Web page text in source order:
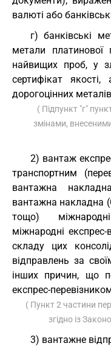
валюті або
г) банківські
метали платинової
найвищих проб, у
сертифікат
дорогоцінних
( Підпункт "г"
змінами,
2) вантаж
транспортним
вантажна
вантажна накладна
тощо)
міжнародні
складу цих
відправлень за
інших причин, що
експрес-
( Пункт 2 частини
згідно із
3) вантажне